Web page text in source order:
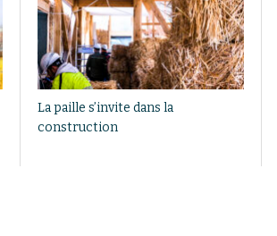
La paille s’invite dans la
construction